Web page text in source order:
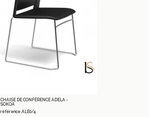
CHAISE DE CONFÉRENCE ADELA -
SOKOA
référence ALE0/4